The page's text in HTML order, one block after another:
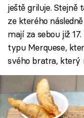
ještě griluje. Stejně
ze kterého
mají za sebou již
typu Merquese,
svého bratra, který